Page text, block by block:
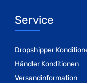
Service
Dropshipper
Händler Konditionen
Versandinformation